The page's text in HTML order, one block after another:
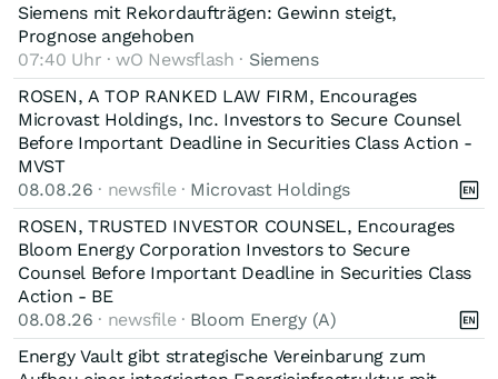
Siemens mit Rekordaufträgen: Gewinn steigt,
Prognose angehoben
07:40 Uhr · wO Newsflash · Siemens
ROSEN, A TOP RANKED LAW FIRM, Encourages
Microvast Holdings, Inc. Investors to Secure Counsel
Before Important Deadline in Securities Class Action -
MVST
08.08.26 · newsfile · Microvast Holdings
ROSEN, TRUSTED INVESTOR COUNSEL, Encourages
Bloom Energy Corporation Investors to Secure
Counsel Before Important Deadline in Securities Class
Action - BE
08.08.26 · newsfile · Bloom Energy (A)
Energy Vault gibt strategische Vereinbarung zum